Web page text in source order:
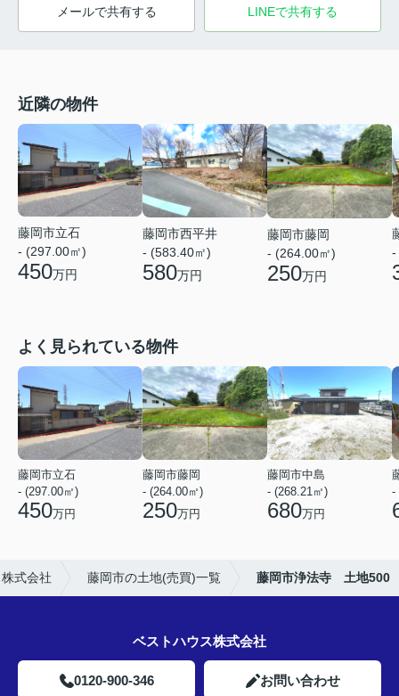
メールで共有する LINEで共有する
近隣の物件
藤岡市立石
- (297.00㎡)
450万円
藤岡市西平井
- (583.40㎡)
580万円
藤岡市藤岡
- (264.00㎡)
250万円
-
よく見られている物件
藤岡市立石
- (297.00㎡)
450万円
藤岡市藤岡
- (264.00㎡)
250万円
藤岡市中島
- (268.21㎡)
680万円
-
式会社 藤岡市の土地(売買)一覧 藤岡市浄法寺 土地500
ベストハウス株式会社
0120-900-346 お問い合わせ